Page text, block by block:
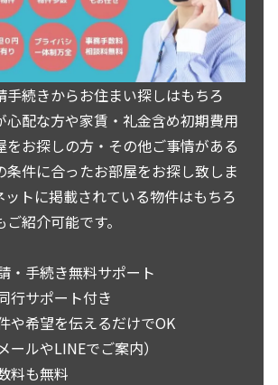
手続きからお住まい探しはもちろ
心配な方や家賃・礼金含め初期費用
をお探しの方・その他ご事情がある
条件に合ったお部屋をお探し致しま
ットに掲載されている物件はもちろ
紹介可能です。
・手続き無料サポート
行サポート付き
や希望を伝えるだけでOK
ルやLINEでご案内）
料も無料